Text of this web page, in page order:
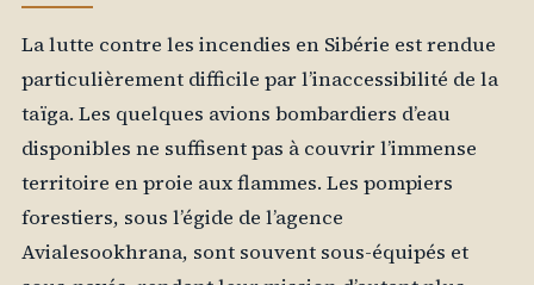
La lutte contre les incendies en Sibérie est rendue
particulièrement difficile par l’inaccessibilité de la
taïga. Les quelques avions bombardiers d’eau
disponibles ne suffisent pas à couvrir l’immense
territoire en proie aux flammes. Les pompiers
forestiers, sous l’égide de l’agence
Avialesookhrana, sont souvent sous-équipés et